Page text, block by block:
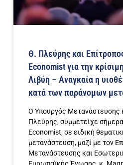
Θ. Πλεύρης και
Economist για την
Λιβύη – Αναγκαία η
κατά των παράνομων
Ο Υπουργός Μετανάστευσης
Πλεύρης, συμμετείχε
Economist, σε ειδική
μετανάστευση, μαζί με τον
Μετανάστευσης και